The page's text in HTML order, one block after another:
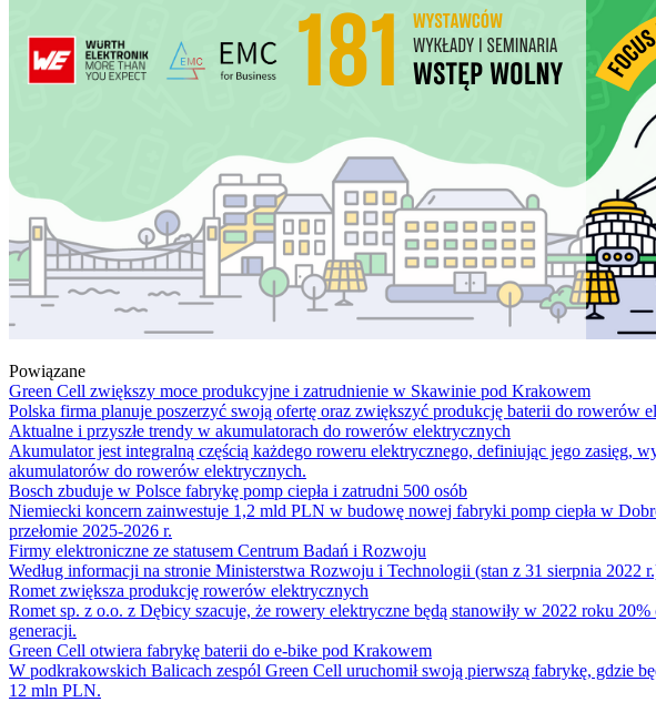
Powiązane
Green Cell zwiększy moce produkcyjne i zatrudnienie w Skawinie pod Krakowem
Polska firma planuje poszerzyć swoją ofertę oraz zwiększyć produkcję baterii do
Aktualne i przyszłe trendy w akumulatorach do rowerów elektrycznych
Akumulator jest integralną częścią każdego roweru elektrycznego, definiując jego zasięg,
akumulatorów do rowerów elektrycznych.
Bosch zbuduje w Polsce fabrykę pomp ciepła i zatrudni 500 osób
Niemiecki koncern zainwestuje 1,2 mld PLN w budowę nowej fabryki pomp ciepła w
przełomie 2025-2026 r.
Firmy elektroniczne ze statusem Centrum Badań i Rozwoju
Według informacji na stronie Ministerstwa Rozwoju i Technologii (stan z 31 sierpnia
Romet zwiększa produkcję rowerów elektrycznych
Romet sp. z o.o. z Dębicy szacuje, że rowery elektryczne będą stanowiły w 2022 roku
generacji.
Green Cell otwiera fabrykę baterii do e-bike pod Krakowem
W podkrakowskich Balicach zespól Green Cell uruchomił swoją pierwszą fabrykę, gdzie
12 mln PLN.